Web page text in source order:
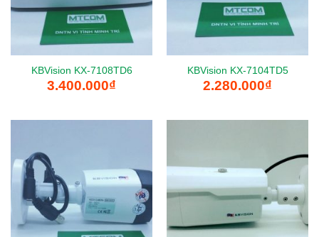
KBVision KX-7108TD6
3.400.000₫
KBVision KX-7104TD5
2.280.000₫